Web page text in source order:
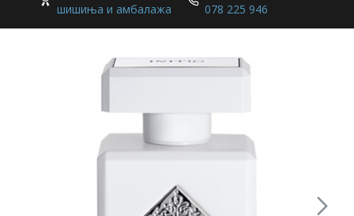
шишиња и амбалажа
078 225 946